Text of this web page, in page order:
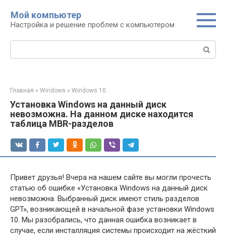
контенту
Мой компьютер
Настройка и решение проблем с компьютером
Поиск:
Главная » Windows » Windows 10
Установка Windows на данный диск
невозможна. На данном диске находится
таблица MBR-разделов
Привет друзья! Вчера на нашем сайте вы могли прочесть
статью об ошибке «Установка Windows на данный диск
невозможна. Выбранный диск имеют стиль разделов
GPT», возникающей в начальной фазе установки Windows
10. Мы разобрались, что данная ошибка возникает в
случае, если инсталляция системы происходит на жёсткий